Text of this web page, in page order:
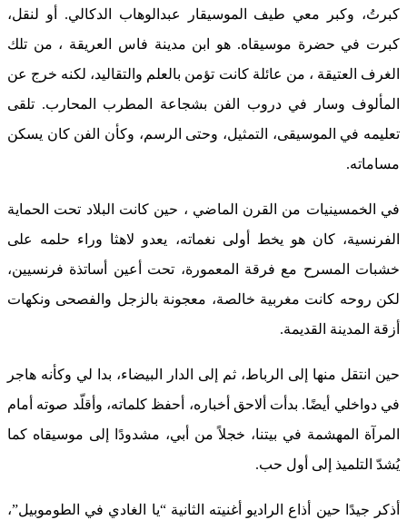
كبرتُ، وكبر معي طيف الموسيقار عبدالوهاب الدكالي. أو لنقل،
كبرت في حضرة موسيقاه. هو ابن مدينة فاس العريقة ، من تلك
الغرف العتيقة ، من عائلة كانت تؤمن بالعلم والتقاليد، لكنه خرج عن
المألوف وسار في دروب الفن بشجاعة المطرب المحارب. تلقى
تعليمه في الموسيقى، التمثيل، وحتى الرسم، وكأن الفن كان يسكن
مساماته.
في الخمسينيات من القرن الماضي ، حين كانت البلاد تحت الحماية
الفرنسية، كان هو يخط أولى نغماته، يعدو لاهثا وراء حلمه على
خشبات المسرح مع فرقة المعمورة، تحت أعين أساتذة فرنسيين،
لكن روحه كانت مغربية خالصة، معجونة بالزجل والفصحى ونكهات
أزقة المدينة القديمة.
حين انتقل منها إلى الرباط، ثم إلى الدار البيضاء، بدا لي وكأنه هاجر
في دواخلي أيضًا. بدأت ألاحق أخباره، أحفظ كلماته، وأقلّد صوته أمام
المرآة المهشمة في بيتنا، خجلاً من أبي، مشدودًا إلى موسيقاه كما
يُشدّ التلميذ إلى أول حب.
أذكر جيدًا حين أذاع الراديو أغنيته الثانية “يا الغادي في الطوموبيل”،